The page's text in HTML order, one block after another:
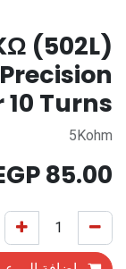
(502L)
Turns
5Kohm
85.00